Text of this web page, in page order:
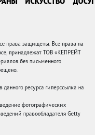
защищены. Все права на
принадлежат ТОВ «КЕПРЕЙТ
без письменного
ресурса гиперссылка на
фотографических
правообладателя Getty